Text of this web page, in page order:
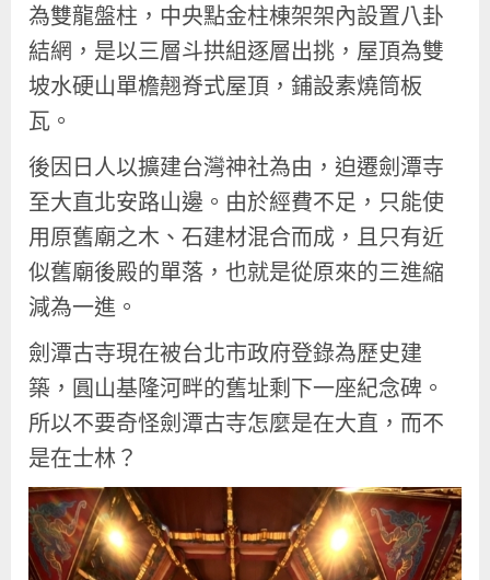
為雙龍盤柱，中央點金柱棟架架內設置八卦
結網，是以三層斗拱組逐層出挑，屋頂為雙
坡水硬山單檐翹脊式屋頂，鋪設素燒筒板
瓦。
後因日人以擴建台灣神社為由，迫遷劍潭寺
至大直北安路山邊。由於經費不足，只能使
用原舊廟之木、石建材混合而成，且只有近
似舊廟後殿的單落，也就是從原來的三進縮
減為一進。
劍潭古寺現在被台北市政府登錄為歷史建
築，圓山基隆河畔的舊址剩下一座紀念碑。
所以不要奇怪劍潭古寺怎麼是在大直，而不
是在士林？